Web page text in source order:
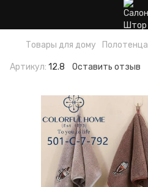
Товары для дому Полотенца
Артикул: 12.8 Оставить отзыв